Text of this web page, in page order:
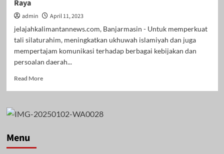
Raya
admin
April 11, 2023
jelajahkalimantannews.com, Banjarmasin - Untuk memperkuat
tali silaturahim, meningkatkan ukhuwah islamiyah dan juga
mempertajam komunikasi terhadap berbagai kebijakan dan
persoalan daerah...
Read MoreRead
Dukung
Menu